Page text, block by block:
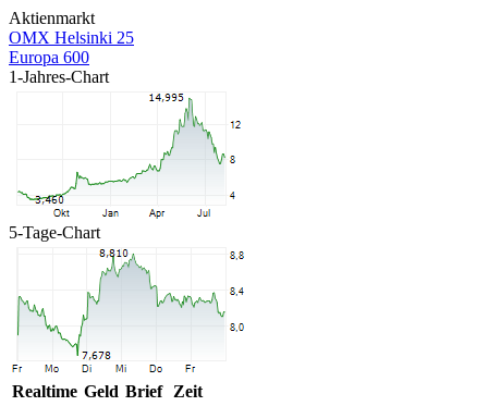
Aktienmarkt
OMX Helsinki 25
Europa 600
1-Jahres-Chart
5-Tage-Chart
Realtime Geld Brief
Zeit